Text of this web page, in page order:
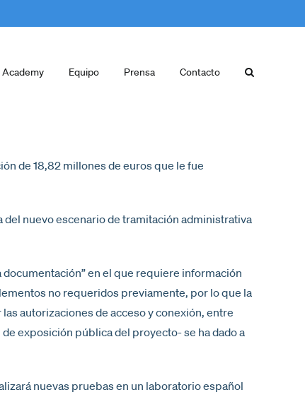
Academy Equipo Prensa Contacto
de 18,82 millones de euros que le fue
del nuevo escenario de tramitación administrativa
documentación” en el que requiere información
no requeridos previamente, por lo que la
autorizaciones de acceso y conexión, entre
exposición pública del proyecto- se ha dado a
nuevas pruebas en un laboratorio español